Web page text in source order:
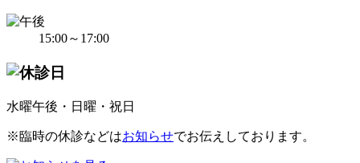
15:00～17:00
水曜午後・日曜・祝日
※臨時の休診などはお知らせでお伝えしております。